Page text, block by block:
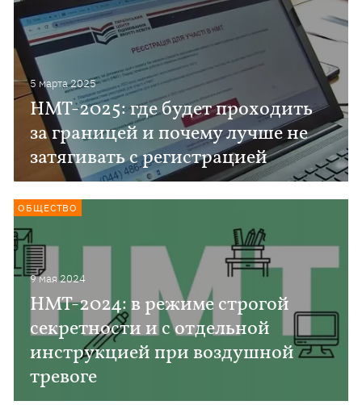
5 марта 2025
НМТ-2025: где будет проходить
за границей и почему лучше не
затягивать с регистрацией
9 мая 2024
НМТ-2024: в режиме строгой
секретности и с отдельной
инструкцией при воздушной
тревоге
ОБЩЕСТВО